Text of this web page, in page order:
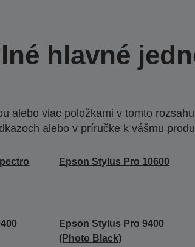
hlavné
alebo viac položkami v tomto
alebo v príručke k vášmu
Epson Stylus Pro 10600
Epson Stylus Pro 9400
(Photo Black)